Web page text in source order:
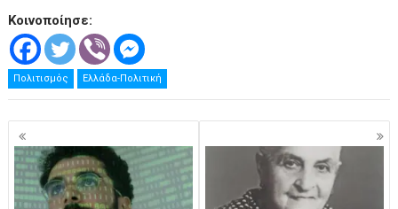
Κοινοποίησε:
Πολιτισμός Ελλάδα-Πολιτική
Πλοήγηση
άρθρων